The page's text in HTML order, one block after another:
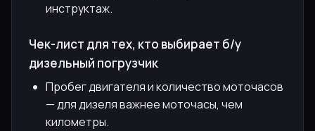
инструктаж.
Чек-лист для тех, кто выбирает б/у
дизельный погрузчик
Пробег двигателя и количество моточасов
— для дизеля важнее моточасы, чем
километры.